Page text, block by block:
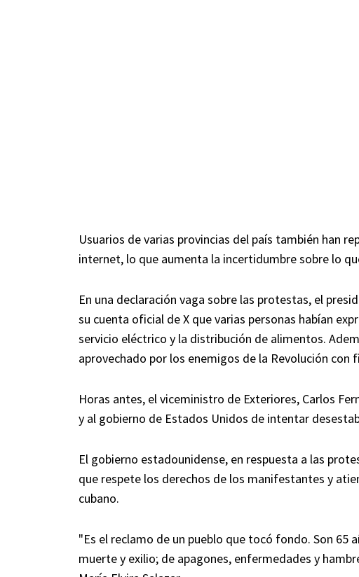
Usuarios de varias provincias del país también han
internet, lo que aumenta la incertidumbre sobre lo
En una declaración vaga sobre las protestas, el
su cuenta oficial de X que varias personas habían
servicio eléctrico y la distribución de alimentos.
aprovechado por los enemigos de la Revolución con
Horas antes, el viceministro de Exteriores, Carlos
y al gobierno de Estados Unidos de intentar
El gobierno estadounidense, en respuesta a las
que respete los derechos de los manifestantes y
cubano.
"Es el reclamo de un pueblo que tocó fondo. Son 65
muerte y exilio; de apagones, enfermedades y